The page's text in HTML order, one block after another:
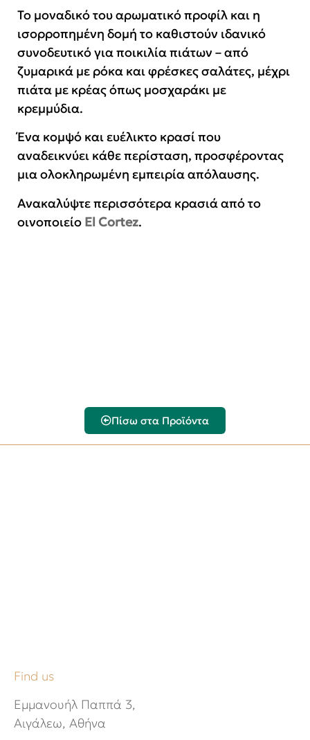
Το μοναδικό του αρωματικό προφίλ και η
ισορροπημένη δομή το καθιστούν ιδανικό
συνοδευτικό για ποικιλία πιάτων – από
ζυμαρικά με ρόκα και φρέσκες σαλάτες, μέχρι
πιάτα με κρέας όπως μοσχαράκι με
κρεμμύδια.
Ένα κομψό και ευέλικτο κρασί που
αναδεικνύει κάθε περίσταση, προσφέροντας
μια ολοκληρωμένη εμπειρία απόλαυσης.
Ανακαλύψτε περισσότερα κρασιά από το
οινοποιείο El Cortez.
Πίσω στα Προϊόντα
Find us
Εμμανουήλ Παππά 3,
Αιγάλεω, Αθήνα